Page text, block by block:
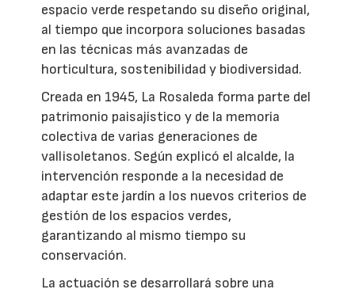
espacio verde respetando su diseño original,
al tiempo que incorpora soluciones basadas
en las técnicas más avanzadas de
horticultura, sostenibilidad y biodiversidad.
Creada en 1945, La Rosaleda forma parte del
patrimonio paisajístico y de la memoria
colectiva de varias generaciones de
vallisoletanos. Según explicó el alcalde, la
intervención responde a la necesidad de
adaptar este jardín a los nuevos criterios de
gestión de los espacios verdes,
garantizando al mismo tiempo su
conservación.
La actuación se desarrollará sobre una